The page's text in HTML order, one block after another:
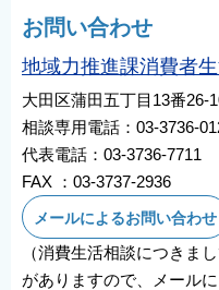
お問い合わせ
地域力推進課消費者
大田区蒲田五丁目13番26-
相談専用電話：03-3736-
代表電話：03-3736-7711
FAX ：03-3737-2936
メールによるお問い合わせ
（消費生活相談につきま
がありますので、メール